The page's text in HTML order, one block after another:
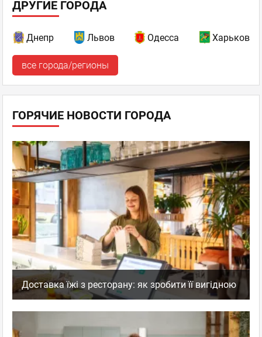
ДРУГИЕ ГОРОДА
Днепр Львов Одесса Харьков
все города/регионы
ГОРЯЧИЕ НОВОСТИ ГОРОДА
Доставка їжі з ресторану: як зробити її вигідною